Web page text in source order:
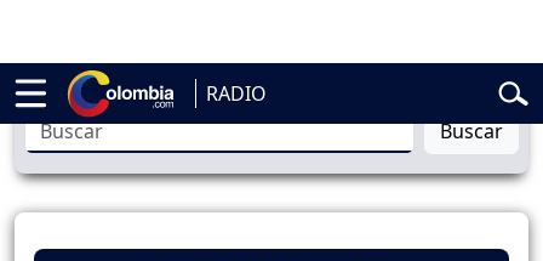
RADIO
de la Espriella Vuelta a Colombia
Buscar